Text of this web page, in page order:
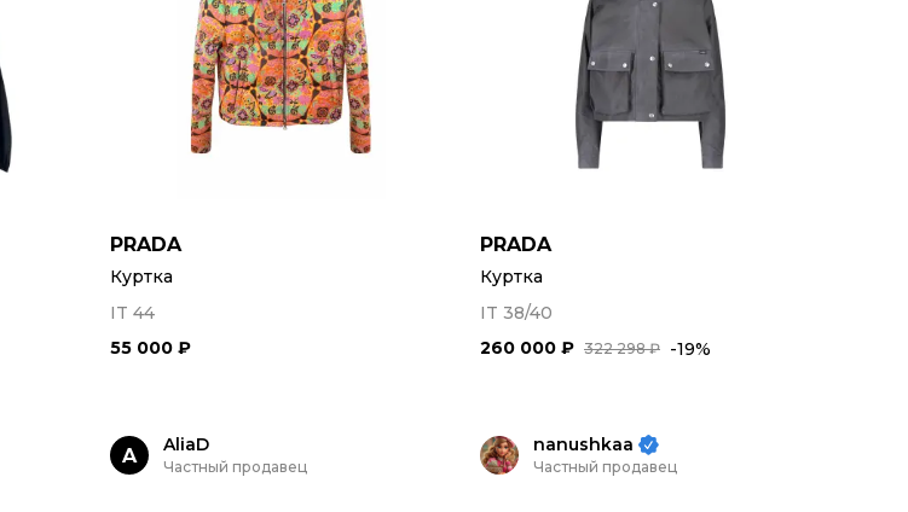
PRADA
Куртка
IT 44
55 000 ₽
PRADA
Куртка
IT 38/40
322 298 ₽
260 000 ₽ -19%
A AliaD
Частный продавец
nanushkaa
Частный продавец